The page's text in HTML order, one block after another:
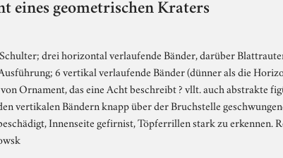
eines geometrischen Kraters
drei horizontal verlaufende Bänder, darüber
6 vertikal verlaufende Bänder (dünner als die
Ornament, das eine Acht beschreibt ? vllt. auch abstrakte
vertikalen Bändern knapp über der Bruchstelle
Innenseite gefirnist, Töpferrillen stark zu erkennen.